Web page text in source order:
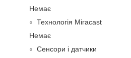
Немає
Технологія Miracast
Немає
Сенсори і датчики